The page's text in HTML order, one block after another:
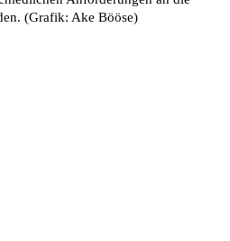
(Grafik: Ake Bööse)